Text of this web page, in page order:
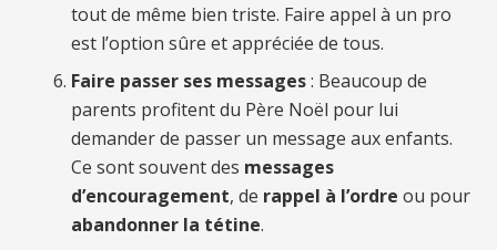
tout de même bien triste. Faire appel à un pro
est l’option sûre et appréciée de tous.
Faire passer ses messages: Beaucoup de
parents profitent du Père Noël pour lui
demander de passer un message aux enfants.
Ce sont souvent des messages
d’encouragement, de rappel à l’ordre ou pour
abandonner la tétine.